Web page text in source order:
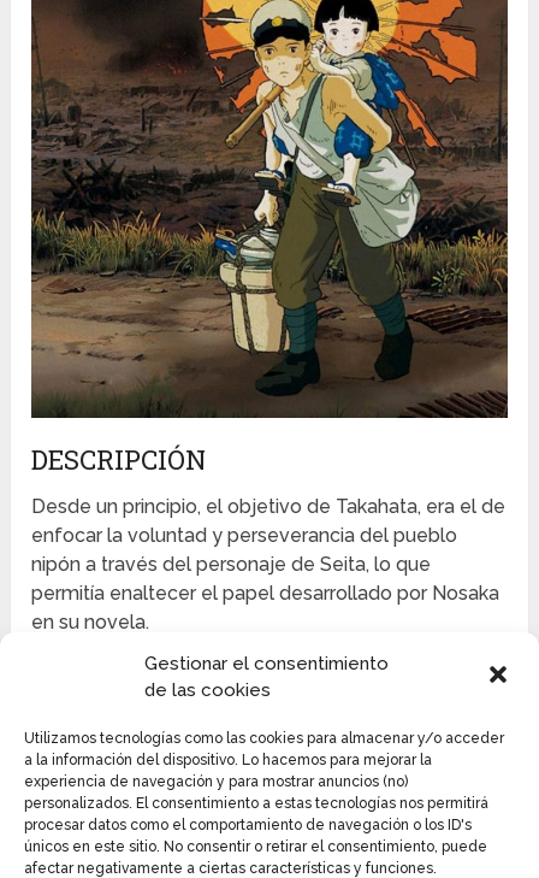
Gestionar el consentimiento
de las cookies
Utilizamos tecnologías como las cookies para almacenar y/o acceder
a la información del dispositivo. Lo hacemos para mejorar la
experiencia de navegación y para mostrar anuncios (no)
personalizados. El consentimiento a estas tecnologías nos permitirá
procesar datos como el comportamiento de navegación o los ID's
únicos en este sitio. No consentir o retirar el consentimiento, puede
afectar negativamente a ciertas características y funciones.
DESCRIPCIÓN
Desde un principio, el objetivo de Takahata, era el de
enfocar la voluntad y perseverancia del pueblo
nipón a través del personaje de Seita, lo que
permitía enaltecer el papel desarrollado por Nosaka
en su novela.
La película fue estrenada en Japón en 1988 con
objetivo de cautivar y llamar a reflexión al público
adulto, sin embargo, debido a su fuerte y arraigado
mensaje, recibió varias críticas en sus primeros días.
Esta situación empeoró un poco debido a la
competencia que presentaba, como por ejemplo la
película Mi Vecino Totoro, la cual estaba dirigida a un